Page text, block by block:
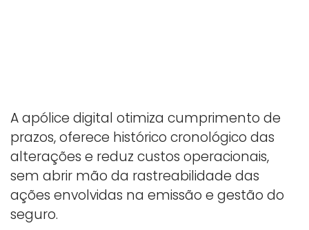
A apólice digital otimiza cumprimento de
prazos, oferece histórico cronológico das
alterações e reduz custos operacionais,
sem abrir mão da rastreabilidade das
ações envolvidas na emissão e gestão do
seguro.